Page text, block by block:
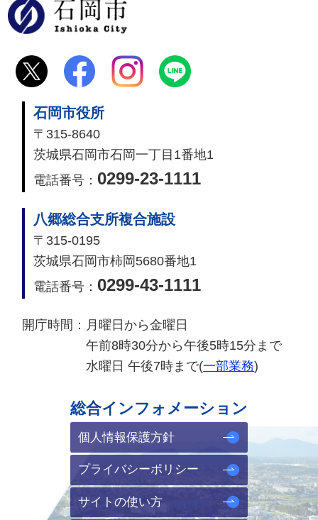
石岡市役所
〒315-8640
茨城県石岡市石岡一丁目1番地1
電話番号： 0299-23-1111
八郷総合支所複合施設
〒315-0195
茨城県石岡市柿岡5680番地1
電話番号： 0299-43-1111
開庁時間： 月曜日から金曜日
午前8時30分から午後5時15分まで
水曜日 午後7時まで(一部業務)
総合インフォメーション
個人情報保護方針
プライバシーポリシー
サイトの使い方